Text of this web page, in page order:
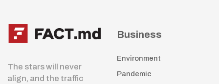
The stars will never
align, and the traffic
Business
Environment
Pandemic